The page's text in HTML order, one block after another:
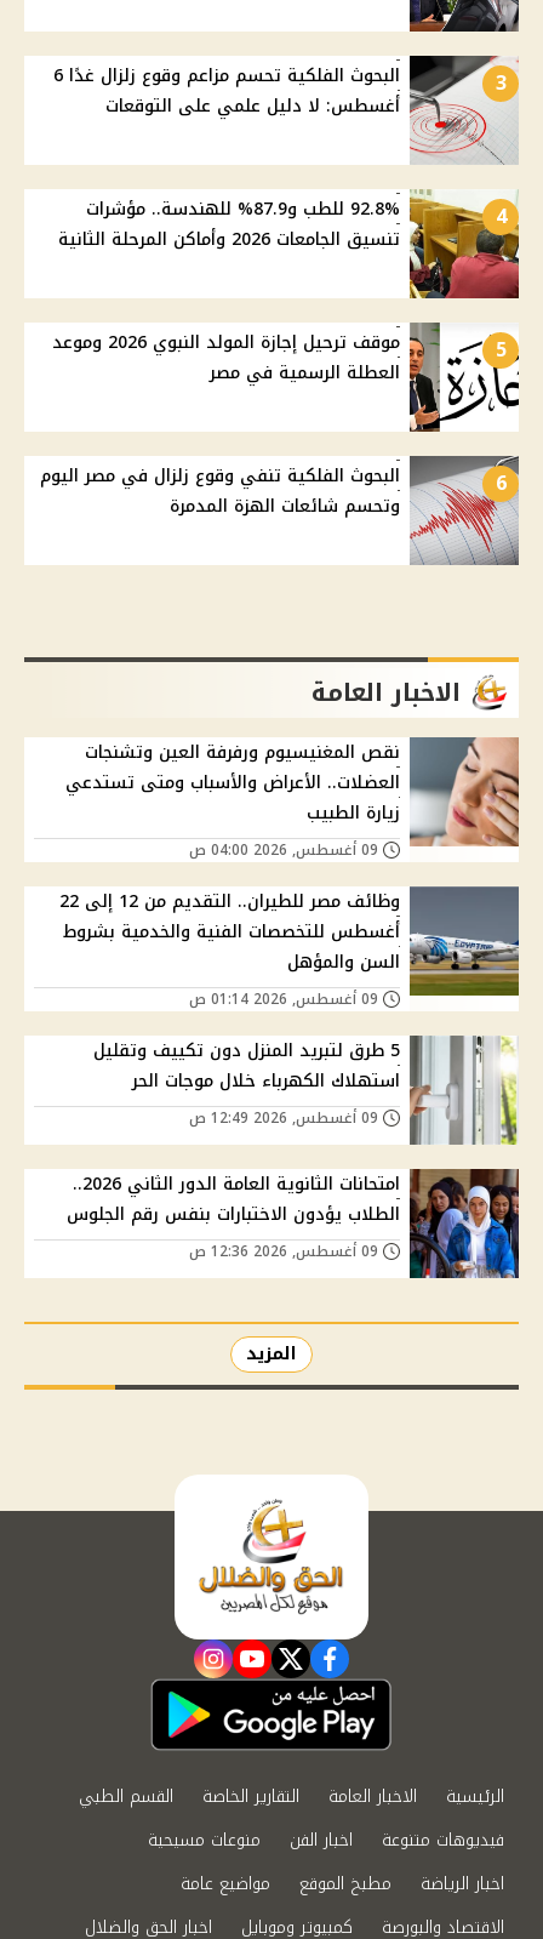
3
البحوث الفلكية تحسم مزاعم وقوع زلزال غدًا 6
أغسطس: لا دليل علمي على التوقعات
4
92.8% للطب و87.9% للهندسة.. مؤشرات
تنسيق الجامعات 2026 وأماكن المرحلة الثانية
5
موقف ترحيل إجازة المولد النبوي 2026 وموعد
العطلة الرسمية في مصر
6
البحوث الفلكية تنفي وقوع زلزال في مصر اليوم
وتحسم شائعات الهزة المدمرة
الاخبار العامة
نقص المغنيسيوم ورفرفة العين وتشنجات
العضلات.. الأعراض والأسباب ومتى تستدعي
زيارة الطبيب
وظائف مصر للطيران.. التقديم من 12 إلى 22
أغسطس للتخصصات الفنية والخدمية بشروط
السن والمؤهل
5 طرق لتبريد المنزل دون تكييف وتقليل
استهلاك الكهرباء خلال موجات الحر
امتحانات الثانوية العامة الدور الثاني 2026..
الطلاب يؤدون الاختبارات بنفس رقم الجلوس
المزيد
facebook
twitter
youtube
instagram
الرئيسية الاخبار العامة التقارير الخاصة
القسم الطبي
فيديوهات متنوعة
اخبار الفن
منوعات مسيحية
اخبار الرياضة
مطبخ الموقع
مواضيع عامة
الاقتصاد والبورصة
كمبيوتر وموبايل اخبار الحق والضلال